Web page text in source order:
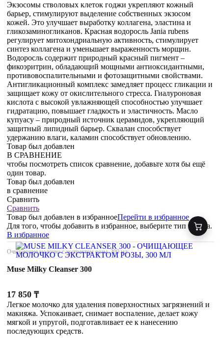
Экзосомы стволовых клеток годжи укрепляют кожный
барьер, стимулируют выделение собственных экзосом
кожей. Это улучшает выработку коллагена, эластина и
гликозаминогликанов. Красная водоросль Jania rubens
регулирует митохондриальную активность, стимулирует
синтез коллагена и уменьшает выраженность морщин.
Водоросль содержит природный красный пигмент –
фикоэритрин, обладающий мощными антиоксидантными,
противовоспалительными и фотозащитными свойствами.
Антигликационный комплекс замедляет процесс гликации и
защищает кожу от окислительного стресса. Гиалуроновая
кислота с высокой увлажняющей способностью улучшает
гидратацию, повышает гладкость и эластичность. Масло
купуасу – природный источник церамидов, укрепляющий
защитный липидный барьер. Сквалан способствует
удержанию влаги, каламин способствует обновлению.
Товар был добавлен
В СРАВНЕНИЕ
чтобы посмотреть список сравнение, добавьте хотя бы ещё
один товар.
Товар был добавлен
в сравнение
Сравнить
Сравнить
Товар был добавлен в избранноеПерейти в избранное
Для того, чтобы добавить в избранное, выберите тип товара.
В избранное
Очищающее молочко с экстрактом розы, 300 мл
Muse Milky Cleanser 300
17 850 ₸
Легкое молочко для удаления поверхностных загрязнений и
макияжа. Успокаивает, снимает воспаление, делает кожу
мягкой и упругой, подготавливает ее к нанесению
последующих средств.